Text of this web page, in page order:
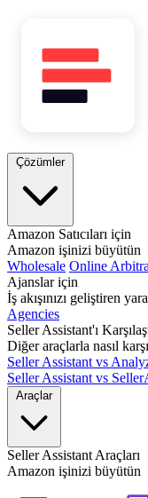
Çözümler
Amazon Satıcıları için
Amazon işinizi büyütün
Wholesale Online
Ajanslar için
İş akışınızı geliştiren
Agencies
Seller Assistant'ı
Diğer araçlarla nasıl
Seller Assistant vs
Seller Assistant vs
Araçlar
Seller Assistant Araçları
Amazon işinizi büyütün